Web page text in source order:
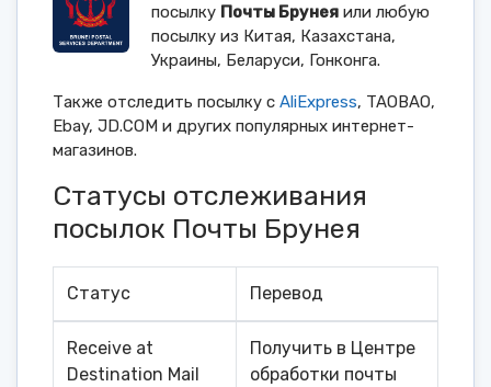
посылку Почты Брунея или любую
посылку из Китая, Казахстана,
Украины, Беларуси, Гонконга.
Также отследить посылку с AliExpress, TAOBAO,
Ebay, JD.COM и других популярных интернет-
магазинов.
Статусы отслеживания
посылок Почты Брунея
Статус Перевод
Receive at
Destination Mail
Получить в Центре
обработки почты